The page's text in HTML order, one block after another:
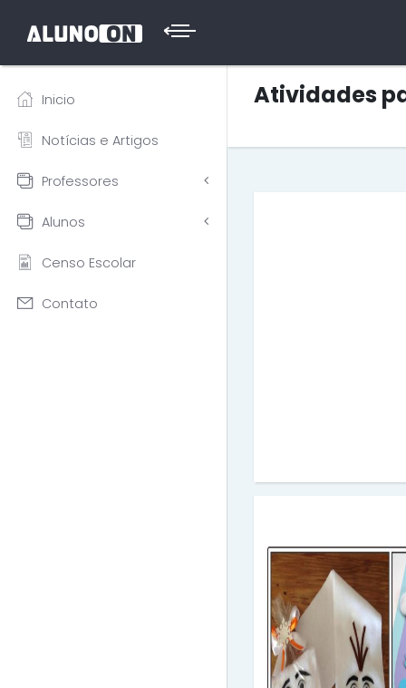
Inicio
Notícias e Artigos
Professores
Alunos
Censo Escolar
Contato
Atividades